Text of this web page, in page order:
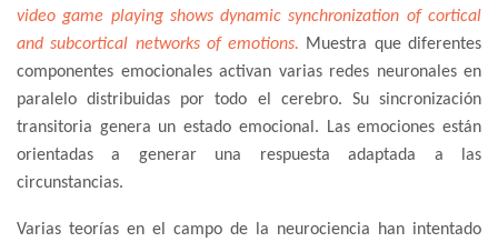
video game playing shows dynamic synchronization of cortical
and subcortical networks of emotions. Muestra que diferentes
componentes emocionales activan varias redes neuronales en
paralelo distribuidas por todo el cerebro. Su sincronización
transitoria genera un estado emocional. Las emociones están
orientadas a generar una respuesta adaptada a las
circunstancias.
Varias teorías en el campo de la neurociencia han intentado